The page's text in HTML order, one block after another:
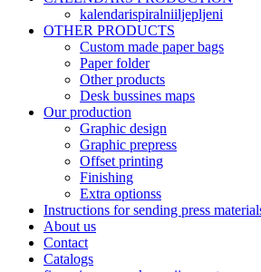
kalendarispiralniiljepljeni
OTHER PRODUCTS
Custom made paper bags
Paper folder
Other products
Desk bussines maps
Our production
Graphic design
Graphic prepress
Offset printing
Finishing
Extra optionss
Instructions for sending press
About us
Contact
Catalogs